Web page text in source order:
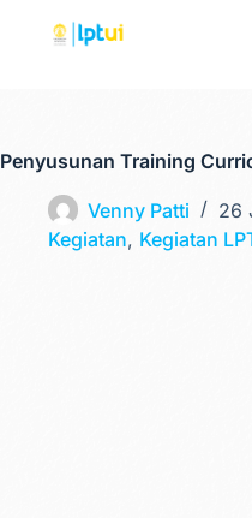
Penyusunan Training
Venny Patti
26
Kegiatan, Kegiatan